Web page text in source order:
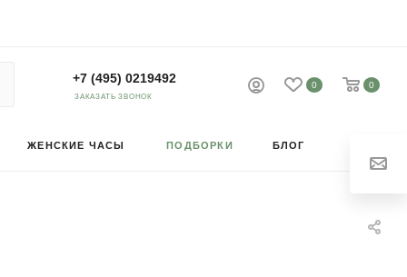
0 0
+7 (495) 0219492
ЗАКАЗАТЬ ЗВОНОК
ЖЕНСКИЕ ЧАСЫ ПОДБОРКИ БЛОГ